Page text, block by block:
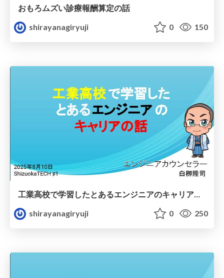
おもろムズい診療報酬算定の話
shirayanagiryuji
0 150
工業高校で学習したとあるエンジニアのキャリアの話
shirayanagiryuji
0 250